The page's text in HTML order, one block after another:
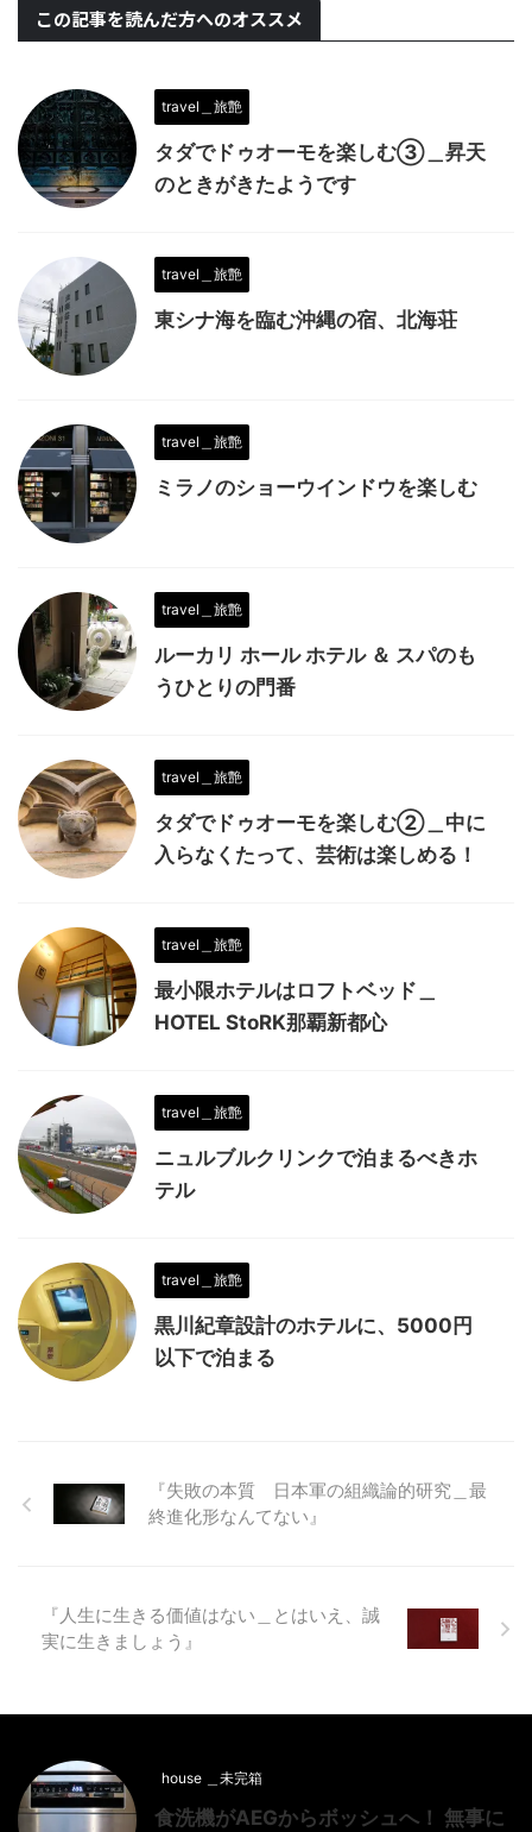
この記事を読んだ方へのオススメ
travel＿旅艶
タダでドゥオーモを楽しむ③＿昇天
のときがきたようです
travel＿旅艶
東シナ海を臨む沖縄の宿、北海荘
travel＿旅艶
ミラノのショーウインドウを楽しむ
travel＿旅艶
ルーカリ ホール ホテル ＆ スパのも
うひとりの門番
travel＿旅艶
タダでドゥオーモを楽しむ②＿中に
入らなくたって、芸術は楽しめる！
travel＿旅艶
最小限ホテルはロフトベッド＿
HOTEL StoRK那覇新都心
travel＿旅艶
ニュルブルクリンクで泊まるべきホ
テル
travel＿旅艶
黒川紀章設計のホテルに、5000円
以下で泊まる
『失敗の本質 日本軍の組織論的研究＿最
終進化形なんてない』
『人生に生きる価値はない＿とはいえ、誠
実に生きましょう』
house ＿未完箱
食洗機がAEGからボッシュへ！ 無事に